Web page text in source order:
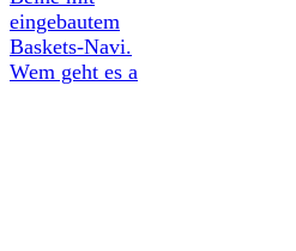
eingebautem
Baskets-Navi.
Wem geht es a